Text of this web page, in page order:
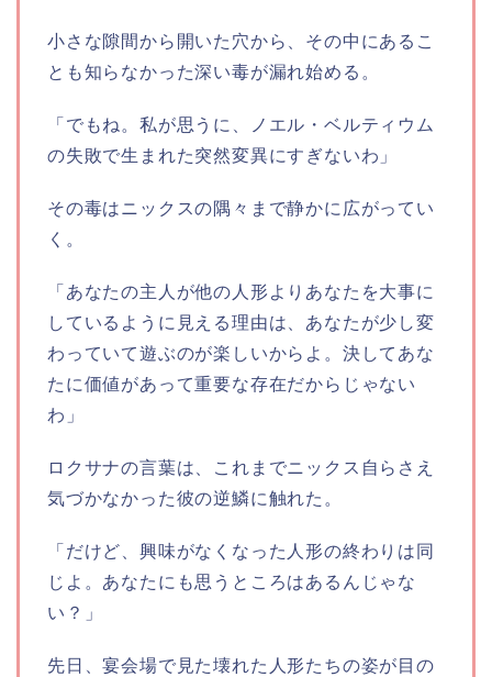
小さな隙間から開いた穴から、その中にあるこ
とも知らなかった深い毒が漏れ始める。
「でもね。私が思うに、ノエル・ベルティウム
の失敗で生まれた突然変異にすぎないわ」
その毒はニックスの隅々まで静かに広がってい
く。
「あなたの主人が他の人形よりあなたを大事に
しているように見える理由は、あなたが少し変
わっていて遊ぶのが楽しいからよ。決してあな
たに価値があって重要な存在だからじゃない
わ」
ロクサナの言葉は、これまでニックス自らさえ
気づかなかった彼の逆鱗に触れた。
「だけど、興味がなくなった人形の終わりは同
じよ。あなたにも思うところはあるんじゃな
い？」
先日、宴会場で見た壊れた人形たちの姿が目の